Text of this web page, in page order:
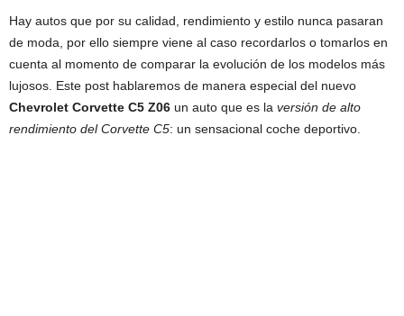
Hay autos que por su calidad, rendimiento y estilo nunca pasaran
de moda, por ello siempre viene al caso recordarlos o tomarlos en
cuenta al momento de comparar la evolución de los modelos más
lujosos. Este post hablaremos de manera especial del nuevo
Chevrolet Corvette C5 Z06 un auto que es la versión de alto
rendimiento del Corvette C5: un sensacional coche deportivo.